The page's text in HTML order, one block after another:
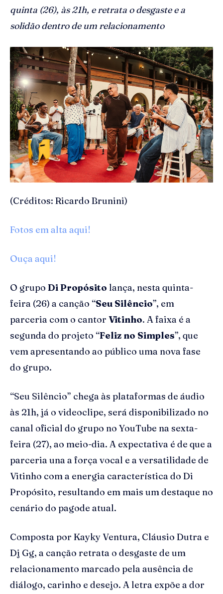
quinta (26), às 21h, e retrata o desgaste e a
solidão dentro de um relacionamento
(Créditos: Ricardo Brunini)
Fotos em alta aqui!
Ouça aqui!
O grupo Di Propósito lança, nesta quinta-
feira (26) a canção “Seu Silêncio”, em
parceria com o cantor Vitinho. A faixa é a
segunda do projeto “Feliz no Simples”, que
vem apresentando ao público uma nova fase
do grupo.
“Seu Silêncio” chega às plataformas de áudio
às 21h, já o videoclipe, será disponibilizado no
canal oficial do grupo no YouTube na sexta-
feira (27), ao meio-dia. A expectativa é de que a
parceria una a força vocal e a versatilidade de
Vitinho com a energia característica do Di
Propósito, resultando em mais um destaque no
cenário do pagode atual.
Composta por Kayky Ventura, Cláusio Dutra e
Dj Gg, a canção retrata o desgaste de um
relacionamento marcado pela ausência de
diálogo, carinho e desejo. A letra expõe a dor